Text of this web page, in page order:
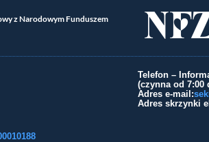
z Narodowym Funduszem
Telefon –
(czynna od 7:00
Adres e-mail:
Adres skrzynki